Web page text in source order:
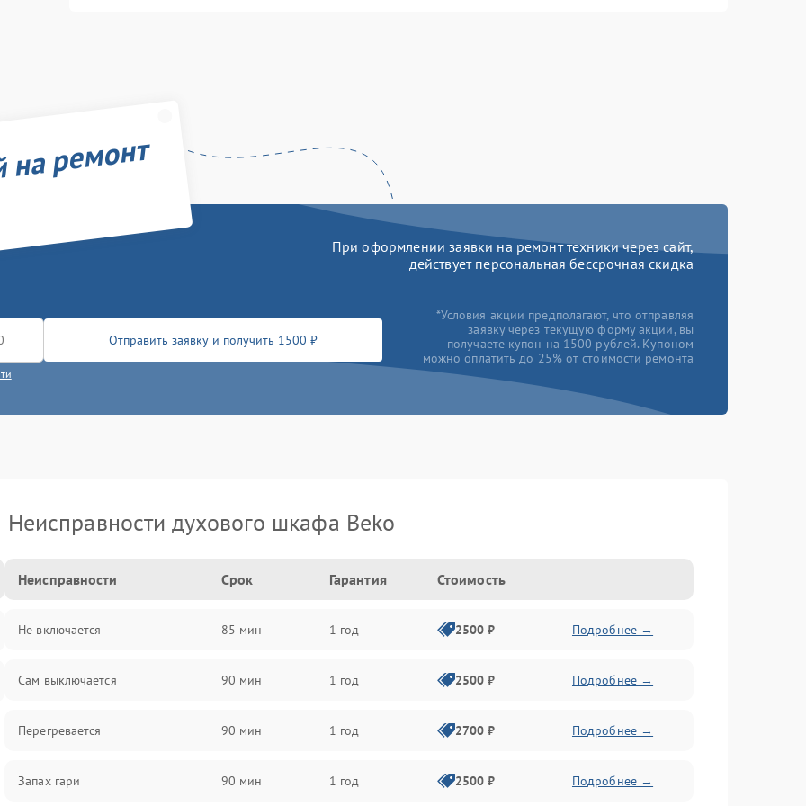
ремонт
При оформлении заявки на ремонт техники через сайт,
действует персональная бессрочная скидка
Отправить заявку и получить 1500 ₽
*Условия акции предполагают, что отправляя
заявку через текущую форму акции, вы
получаете купон на 1500 рублей. Купоном
можно оплатить до 25% от стоимости ремонта
Неисправности духового шкафа Beko
Неисправности Срок Гарантия Стоимость
Не включается 85 мин 1 год 2500 ₽ Подробнее →
Сам выключается 90 мин 1 год 2500 ₽ Подробнее →
Перегревается 90 мин 1 год 2700 ₽ Подробнее →
Запах гари 90 мин 1 год 2500 ₽ Подробнее →